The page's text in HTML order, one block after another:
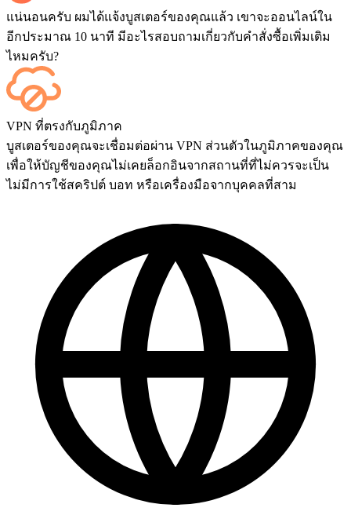
แน่นอนครับ ผมได้แจ้งบูสเตอร์ของคุณแล้ว เขาจะออนไลน์ใน
อีกประมาณ 10 นาที มีอะไรสอบถามเกี่ยวกับคำสั่งซื้อเพิ่มเติม
ไหมครับ?
ยอดเยี่ยม! ฉันสามารถติดตามความคืบหน้าแบบสดๆ ได้ไหม?
ได้เลย ทุกแมตช์จะแสดงบนแดชบอร์ดของคุณทันทีที่จบเกม
และถ้าคุณต้องการรับชมการแข่งขันด้วยตัวเอง สามารถเพิ่ม
บริการ Streaming ได้ที่หน้าชำระเงิน
ยอดเยี่ยมมาก พวกคุณคือที่สุดเลย 🧡
VPN ที่ตรงกับภูมิภาค
บูสเตอร์ของคุณจะเชื่อมต่อผ่าน VPN ส่วนตัวในภูมิภาคของคุณ
เพื่อให้บัญชีของคุณไม่เคยล็อกอินจากสถานที่ที่ไม่ควรจะเป็น
ไม่มีการใช้สคริปต์ บอท หรือเครื่องมือจากบุคคลที่สาม